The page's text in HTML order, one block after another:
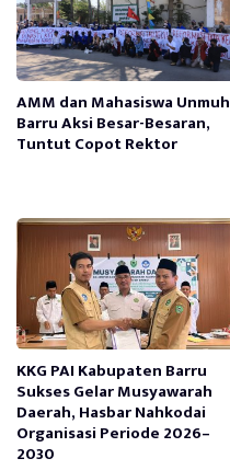
AMM dan Mahasiswa Unmuh
Barru Aksi Besar-Besaran,
Tuntut Copot Rektor
KKG PAI Kabupaten Barru
Sukses Gelar Musyawarah
Daerah, Hasbar Nahkodai
Organisasi Periode 2026–
2030